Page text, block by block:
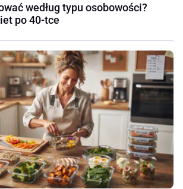
według typu osobowości?
po 40-tce